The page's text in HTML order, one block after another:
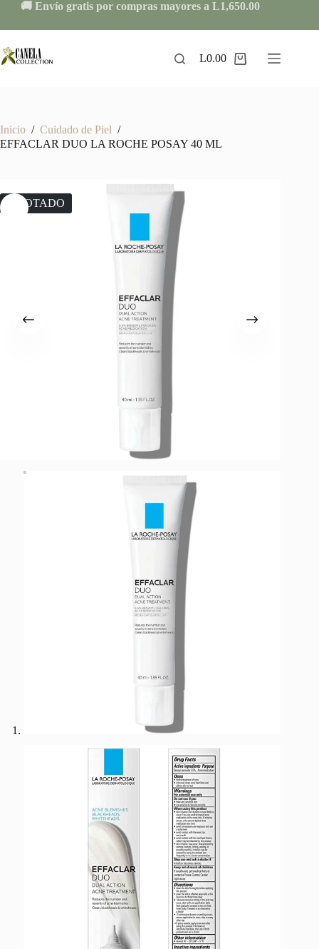
content
🚚 Envío gratis por compras mayores a L1,650.00
Shopping
L0.00
Inicio / Cuidado de Piel /
EFFACLAR DUO LA ROCHE POSAY 40 ML
AGOTADO